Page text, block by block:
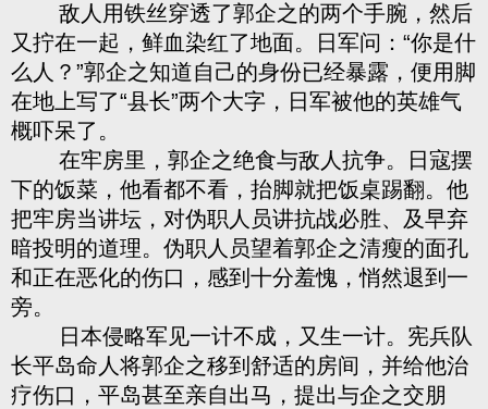
敌人用铁丝穿透了郭企之的两个手腕，然后
又拧在一起，鲜血染红了地面。日军问：“你是什
么人？”郭企之知道自己的身份已经暴露，便用脚
在地上写了“县长”两个大字，日军被他的英雄气
概吓呆了。
在牢房里，郭企之绝食与敌人抗争。日寇摆
下的饭菜，他看都不看，抬脚就把饭桌踢翻。他
把牢房当讲坛，对伪职人员讲抗战必胜、及早弃
暗投明的道理。伪职人员望着郭企之清瘦的面孔
和正在恶化的伤口，感到十分羞愧，悄然退到一
旁。
日本侵略军见一计不成，又生一计。宪兵队
长平岛命人将郭企之移到舒适的房间，并给他治
疗伤口，平岛甚至亲自出马，提出与企之交朋